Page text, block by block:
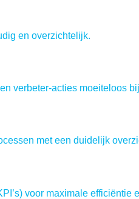
en overzichtelijk.
verbeter-acties moeiteloos
met een duidelijk
voor maximale efficiëntie